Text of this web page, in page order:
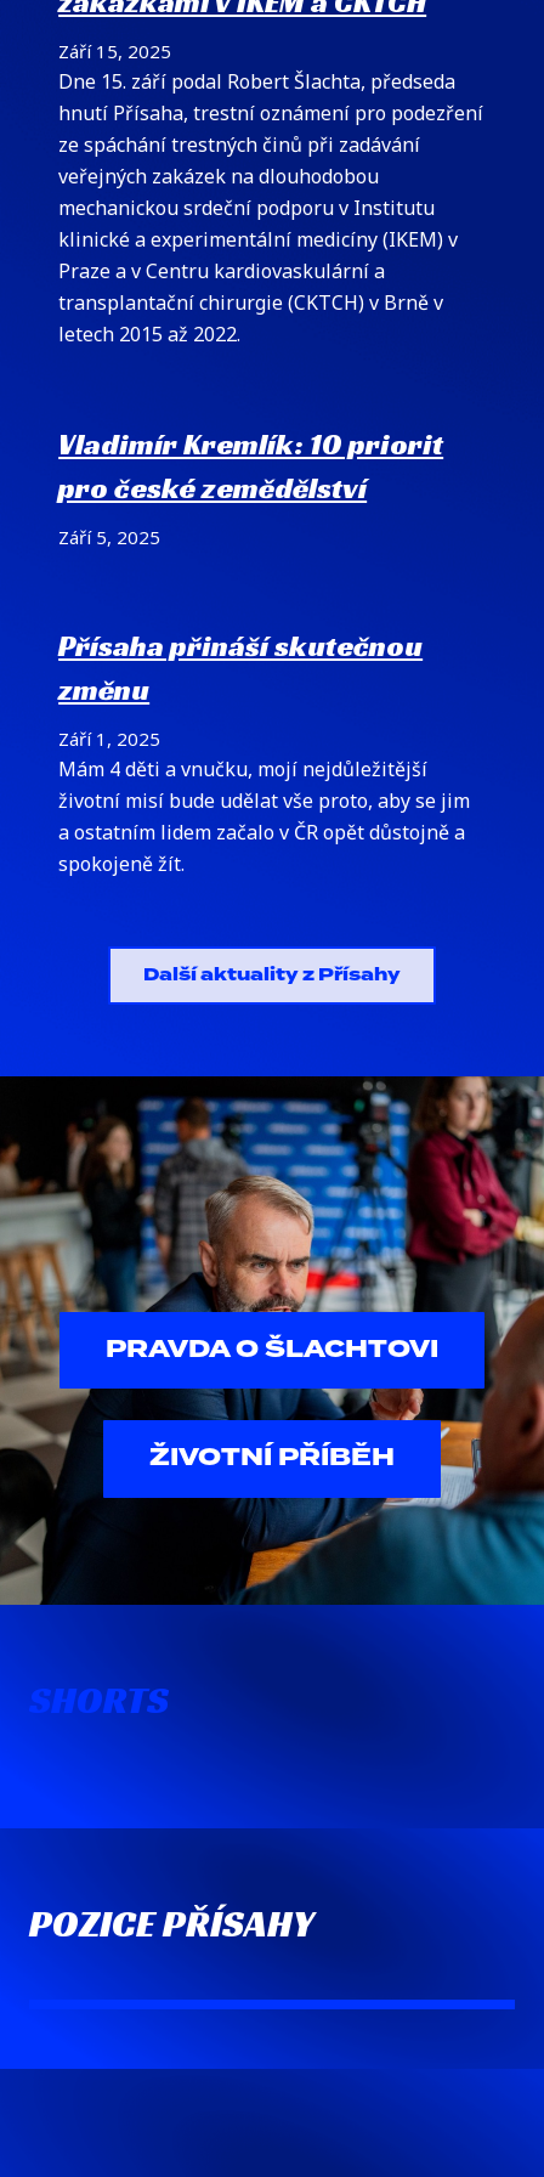
Září 15, 2025
Dne 15. září podal Robert Šlachta, předseda
hnutí Přísaha, trestní oznámení pro podezření
ze spáchání trestných činů při zadávání
veřejných zakázek na dlouhodobou
mechanickou srdeční podporu v Institutu
klinické a experimentální medicíny (IKEM) v
Praze a v Centru kardiovaskulární a
transplantační chirurgie (CKTCH) v Brně v
letech 2015 až 2022.
Vladimír Kremlík: 10 priorit
pro české zemědělství
Září 5, 2025
Přísaha přináší skutečnou
změnu
Září 1, 2025
Mám 4 děti a vnučku, mojí nejdůležitější
životní misí bude udělat vše proto, aby se jim
a ostatním lidem začalo v ČR opět důstojně a
spokojeně žít.
Další aktuality z Přísahy
PRAVDA O ŠLACHTOVI
ŽIVOTNÍ PŘÍBĚH
SHORTS
POZICE PŘÍSAHY